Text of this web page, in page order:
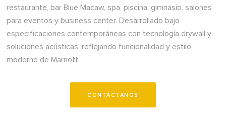
restaurante, bar Blue Macaw, spa, piscina, gimnasio, salones
para eventos y business center. Desarrollado bajo
especificaciones contemporáneas con tecnología drywall y
soluciones acústicas, reflejando funcionalidad y estilo
moderno de Marriott
CONTÁCTANOS